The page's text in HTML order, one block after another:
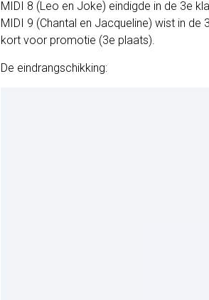
MIDI 8 (Leo en Joke) eindigde in de 3e
MIDI 9 (Chantal en Jacqueline) wist in
kort voor promotie (3e plaats).
De eindrangschikking: